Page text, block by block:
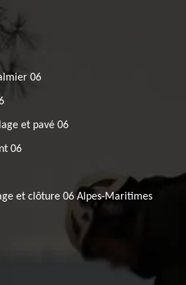
06
et pavé 06
06
et clôture 06 Alpes-Maritimes